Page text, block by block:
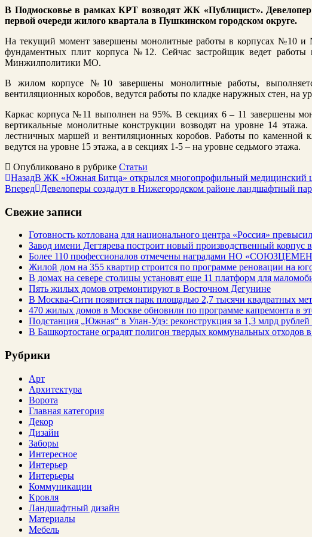
В Подмосковье в рамках КРТ возводят ЖК «Публицист».
первой очереди жилого квартала в Пушкинском городском округе.
На текущий момент завершены монолитные работы в корпусах №10 и
фундаментных плит корпуса №12. Сейчас застройщик ведет работы
Минжилполитики МО.
В жилом корпусе №10 завершены монолитные работы,
вентиляционных коробов, ведутся работы по кладке наружных стен, на
Каркас корпуса №11 выполнен на 95%. В секциях 6 – 11 завершены
вертикальные монолитные конструкции возводят на уровне 14 этажа.
лестничных маршей и вентиляционных коробов. Работы по каменной
ведутся на уровне 15 этажа, а в секциях 1-5 – на уровне седьмого этажа.
Опубликовано в рубрике Статьи
НазадВ ЖК «Южная Битца» открылся многопрофильный медицинский
Вперед
Девелоперы создадут в Нижегородском районе ландшафтный
Свежие записи
Готовность котлована для национального центра «Россия»
Завод имени Дегтярева построит новый производственный корпус
Более 110 профессионалов отмечены наградами НО
Жилой дом на 355 квартир строится по программе реновации на
В домах на севере столицы установят еще 11 платформ для
Пять жилых домов отремонтируют в Восточном Дегунине
В Москва-Сити появится парк площадью 2,7 тысячи квадратных
470 жилых домов в Москве обновили по программе капремонта в
Подстанция „Южная“ в Улан‑Удэ: реконструкция за 1,3 млрд рублей
В Башкортостане оградят полигон твердых коммунальных отходов
Рубрики
Арт
Архитектура
Ворота
Главная категория
Декор
Дизайн
Заборы
Интересное
Интерьер
Интерьеры
Коммуникации
Кровля
Ландшафтный дизайн
Материалы
Мебель